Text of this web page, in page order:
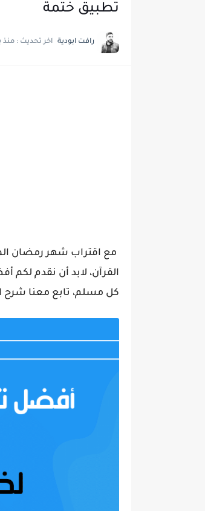
تطبيق ختمة
رافت ابودية اخر تحديث : منذ
مع اقتراب شهر رمضان
القرآن، لابد أن نقدم لكم
كل مسلم، تابع معنا شرح